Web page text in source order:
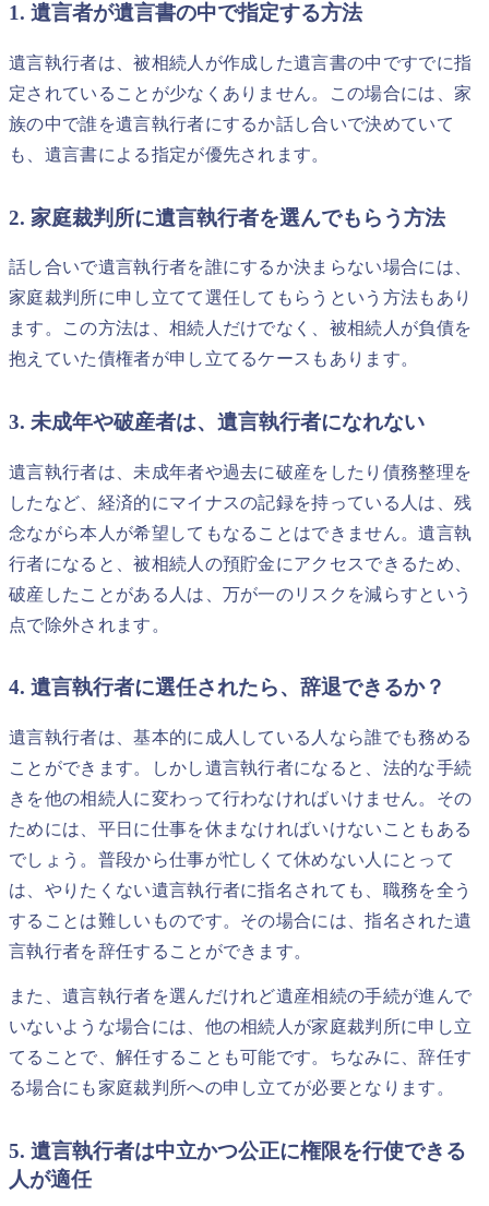
1. 遺言者が遺言書の中で指定する方法
遺言執行者は、被相続人が作成した遺言書の中ですでに指
定されていることが少なくありません。この場合には、家
族の中で誰を遺言執行者にするか話し合いで決めていて
も、遺言書による指定が優先されます。
2. 家庭裁判所に遺言執行者を選んでもらう方法
話し合いで遺言執行者を誰にするか決まらない場合には、
家庭裁判所に申し立てて選任してもらうという方法もあり
ます。この方法は、相続人だけでなく、被相続人が負債を
抱えていた債権者が申し立てるケースもあります。
3. 未成年や破産者は、遺言執行者になれない
遺言執行者は、未成年者や過去に破産をしたり債務整理を
したなど、経済的にマイナスの記録を持っている人は、残
念ながら本人が希望してもなることはできません。遺言執
行者になると、被相続人の預貯金にアクセスできるため、
破産したことがある人は、万が一のリスクを減らすという
点で除外されます。
4. 遺言執行者に選任されたら、辞退できるか？
遺言執行者は、基本的に成人している人なら誰でも務める
ことができます。しかし遺言執行者になると、法的な手続
きを他の相続人に変わって行わなければいけません。その
ためには、平日に仕事を休まなければいけないこともある
でしょう。普段から仕事が忙しくて休めない人にとって
は、やりたくない遺言執行者に指名されても、職務を全う
することは難しいものです。その場合には、指名された遺
言執行者を辞任することができます。
また、遺言執行者を選んだけれど遺産相続の手続が進んで
いないような場合には、他の相続人が家庭裁判所に申し立
てることで、解任することも可能です。ちなみに、辞任す
る場合にも家庭裁判所への申し立てが必要となります。
5. 遺言執行者は中立かつ公正に権限を行使できる
人が適任